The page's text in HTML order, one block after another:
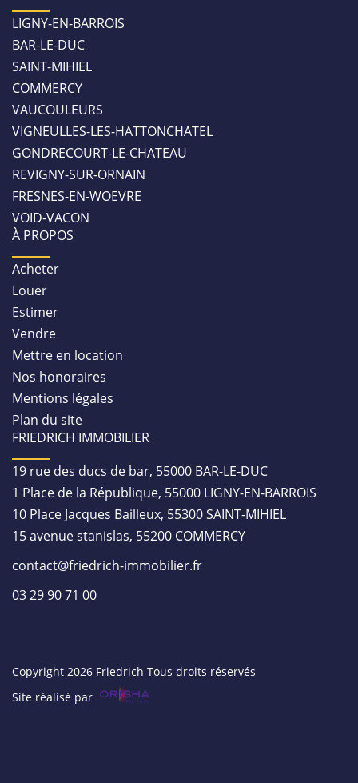
LIGNY-EN-BARROIS
BAR-LE-DUC
SAINT-MIHIEL
COMMERCY
VAUCOULEURS
VIGNEULLES-LES-HATTONCHATEL
GONDRECOURT-LE-CHATEAU
REVIGNY-SUR-ORNAIN
FRESNES-EN-WOEVRE
VOID-VACON
À PROPOS
Acheter
Louer
Estimer
Vendre
Mettre en location
Nos honoraires
Mentions légales
Plan du site
FRIEDRICH IMMOBILIER
19 rue des ducs de bar, 55000 BAR-LE-DUC
1 Place de la République, 55000 LIGNY-EN-BARROIS
10 Place Jacques Bailleux, 55300 SAINT-MIHIEL
15 avenue stanislas, 55200 COMMERCY
contact@friedrich-immobilier.fr
03 29 90 71 00
Copyright 2026 Friedrich Tous droits réservés
Site réalisé par